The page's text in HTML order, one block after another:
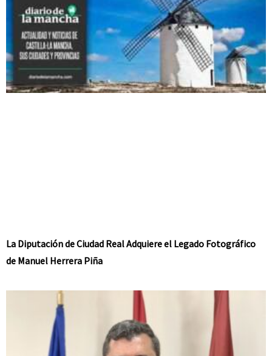
La Diputación de Ciudad Real Adquiere el Legado Fotográfico
de Manuel Herrera Piña